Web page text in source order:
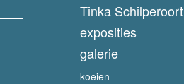
Tinka Schilperoort
exposities
galerie
koeien